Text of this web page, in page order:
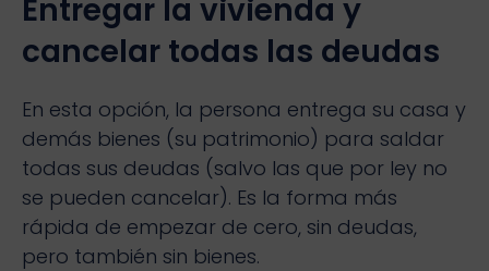
Entregar la vivienda y
cancelar todas las deudas
En esta opción, la persona entrega su casa y
demás bienes (su patrimonio) para saldar
todas sus deudas (salvo las que por ley no
se pueden cancelar). Es la forma más
rápida de empezar de cero, sin deudas,
pero también sin bienes.